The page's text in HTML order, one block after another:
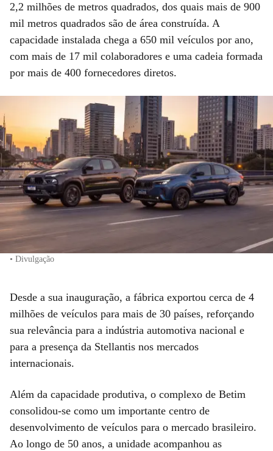
2,2 milhões de metros quadrados, dos quais mais de 900
mil metros quadrados são de área construída. A
capacidade instalada chega a 650 mil veículos por ano,
com mais de 17 mil colaboradores e uma cadeia formada
por mais de 400 fornecedores diretos.
• Divulgação
Desde a sua inauguração, a fábrica exportou cerca de 4
milhões de veículos para mais de 30 países, reforçando
sua relevância para a indústria automotiva nacional e
para a presença da Stellantis nos mercados
internacionais.
Além da capacidade produtiva, o complexo de Betim
consolidou-se como um importante centro de
desenvolvimento de veículos para o mercado brasileiro.
Ao longo de 50 anos, a unidade acompanhou as